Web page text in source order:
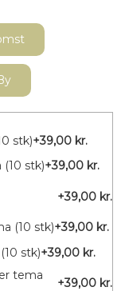
kommentarfeltet og
stk)+39,00 kr.
stk)+39,00 kr.
+39,00 kr.
(10 stk)+39,00 kr.
stk)+39,00 kr.
tema
+39,00 kr.